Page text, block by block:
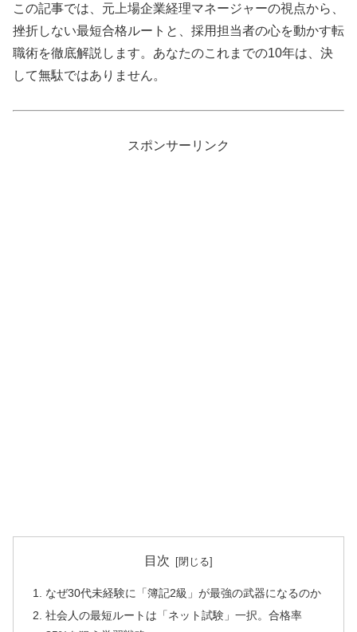
この記事では、元上場企業経理マネージャーの視点から、
挫折しない最短合格ルートと、採用担当者の心を動かす転
職術を徹底解説します。あなたのこれまでの10年は、決
して無駄ではありません。
スポンサーリンク
目次
なぜ30代未経験に「簿記2級」が最強の武器になるのか
社会人の最短ルートは「ネット試験」一択。合格率